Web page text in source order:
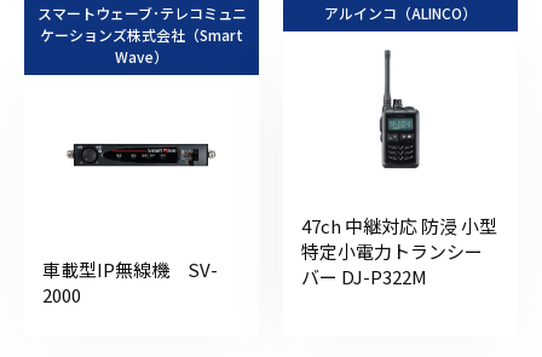
スマートウェーブ･テレコミュニ
ケーションズ株式会社（Smart
Wave）
車載型IP無線機 SV-
2000
アルインコ（ALINCO）
47ch 中継対応 防浸 小型
特定小電力トランシー
バー DJ-P322M